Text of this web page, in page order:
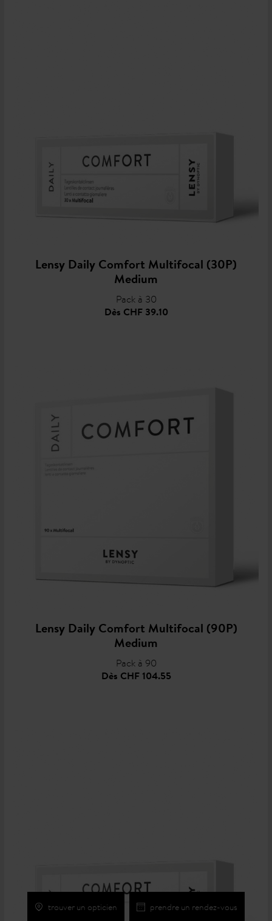
Lensy Daily Comfort Multifocal (30P)
Medium
Pack à 30
Dès CHF 39.10
Lensy Daily Comfort Multifocal (90P)
Medium
Pack à 90
Dès CHF 104.55
trouver un opticien prendre un rendez-vous